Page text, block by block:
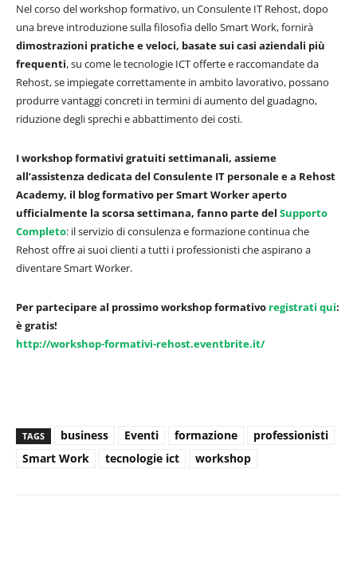
Nel corso del workshop formativo, un Consulente IT Rehost, dopo
una breve introduzione sulla filosofia dello Smart Work, fornirà
dimostrazioni pratiche e veloci, basate sui casi aziendali più
frequenti, su come le tecnologie ICT offerte e raccomandate da
Rehost, se impiegate correttamente in ambito lavorativo, possano
produrre vantaggi concreti in termini di aumento del guadagno,
riduzione degli sprechi e abbattimento dei costi.
I workshop formativi gratuiti settimanali, assieme
all’assistenza dedicata del Consulente IT personale e a Rehost
Academy, il blog formativo per Smart Worker aperto
ufficialmente la scorsa settimana, fanno parte del Supporto
Completo: il servizio di consulenza e formazione continua che
Rehost offre ai suoi clienti a tutti i professionisti che aspirano a
diventare Smart Worker.
Per partecipare al prossimo workshop formativo registrati qui:
è gratis!
http://workshop-formativi-rehost.eventbrite.it/
TAGS business Eventi formazione
professionisti
Smart Work
tecnologie ict workshop